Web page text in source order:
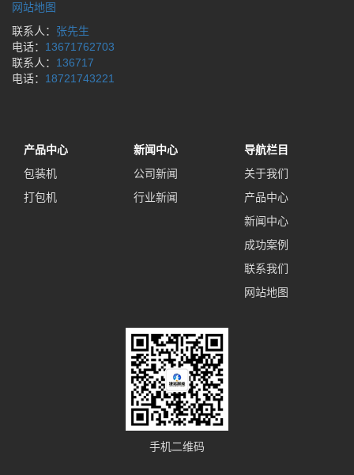
网站地图
联系人： 张先生
电话： 13671762703
联系人： 136717
电话： 18721743221
产品中心
包装机
打包机
新闻中心
公司新闻
行业新闻
导航栏目
关于我们
产品中心
新闻中心
成功案例
联系我们
网站地图
手机二维码